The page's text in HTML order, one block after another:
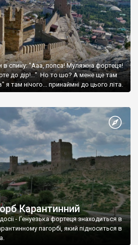
в спину: "Ааа, попса! Муляжна фортеця!
до дір!..." Но то шо? А мене ще там
я там нічого... принаймні до цього літа.
Карантинний
- Генуезька фортеця знаходиться в
пагорбі, який підноситься в